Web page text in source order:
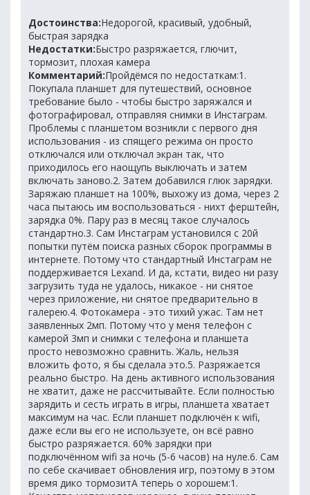
Достоинства:Недорогой, красивый, удобный,
быстрая зарядка
Недостатки:Быстро разряжается, глючит,
тормозит, плохая камера
Комментарий:Пройдёмся по недостаткам:1.
Покупала планшет для путешествий, основное
требование было - чтобы быстро заряжался и
фотографировал, отправляя снимки в Инстаграм.
Проблемы с планшетом возникли с первого дня
использования - из спящего режима он просто
отключался или отключал экран так, что
приходилось его наощупь выключать и затем
включать заново.2. Затем добавился глюк зарядки.
Заряжаю планшет на 100%, выхожу из дома, через 2
часа пытаюсь им воспользоваться - нихт ферштейн,
зарядка 0%. Пару раз в месяц такое случалось
стандартно.3. Сам Инстаграм установился с 20й
попытки путём поиска разных сборок программы в
интернете. Потому что стандартный Инстаграм не
поддерживается Lexand. И да, кстати, видео ни разу
загрузить туда не удалось, никакое - ни снятое
через приложение, ни снятое предварительно в
галерею.4. Фотокамера - это тихий ужас. Там нет
заявленных 2мп. Потому что у меня телефон с
камерой 3мп и снимки с телефона и планшета
просто невозможно сравнить. Жаль, нельзя
вложить фото, я бы сделала это.5. Разряжается
реально быстро. На день активного использования
не хватит, даже не рассчитывайте. Если полностью
зарядить и сесть играть в игры, планшета хватает
максимум на час. Если планшет подключён к wifi,
даже если вы его не используете, он всё равно
быстро разряжается. 60% зарядки при
подключённом wifi за ночь (5-6 часов) на нуле.6. Сам
по себе скачивает обновления игр, поэтому в этом
время дико тормозитА теперь о хорошем:1.